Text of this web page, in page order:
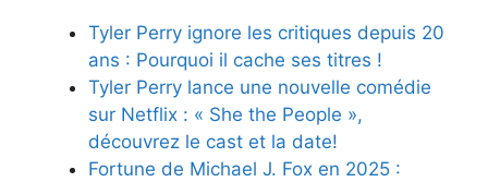
Tyler Perry ignore les critiques depuis 20
ans : Pourquoi il cache ses titres !
Tyler Perry lance une nouvelle comédie
sur Netflix : « She the People »,
découvrez le cast et la date!
Fortune de Michael J. Fox en 2025 :